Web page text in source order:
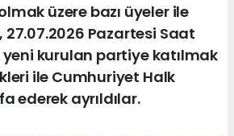
üzere bazı üyeler ile
Pazartesi Saat
yeni kurulan partiye katılmak
ile Cumhuriyet Halk
ederek ayrıldılar.